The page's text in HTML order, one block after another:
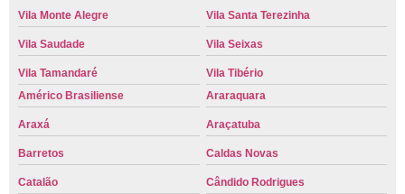
Vila Monte Alegre Vila Santa Terezinha
Vila Saudade Vila Seixas
Vila Tamandaré
Vila Tibério
Américo Brasiliense
Araraquara
Araxá Araçatuba
Barretos Caldas Novas
Catalão Cândido Rodrigues